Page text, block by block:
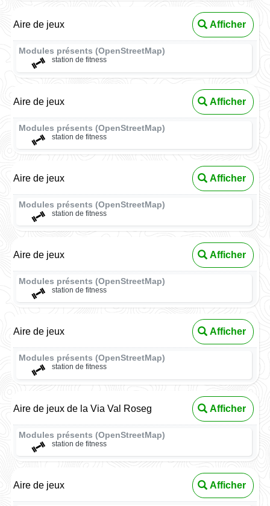
Aire de jeux Afficher
Modules présents (OpenStreetMap)
station de fitness
Aire de jeux Afficher
Modules présents (OpenStreetMap)
station de fitness
Aire de jeux Afficher
Modules présents (OpenStreetMap)
station de fitness
Aire de jeux Afficher
Modules présents (OpenStreetMap)
station de fitness
Aire de jeux Afficher
Modules présents (OpenStreetMap)
station de fitness
Aire de jeux de la Via Val Roseg Afficher
Modules présents (OpenStreetMap)
station de fitness
Aire de jeux Afficher